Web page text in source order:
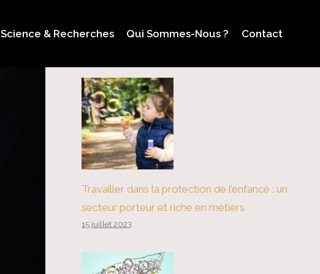
Science & Recherches Qui Sommes-Nous ? Contact
Travailler dans la protection de l’enfance : un
secteur porteur et riche en métiers
15 juillet 2023